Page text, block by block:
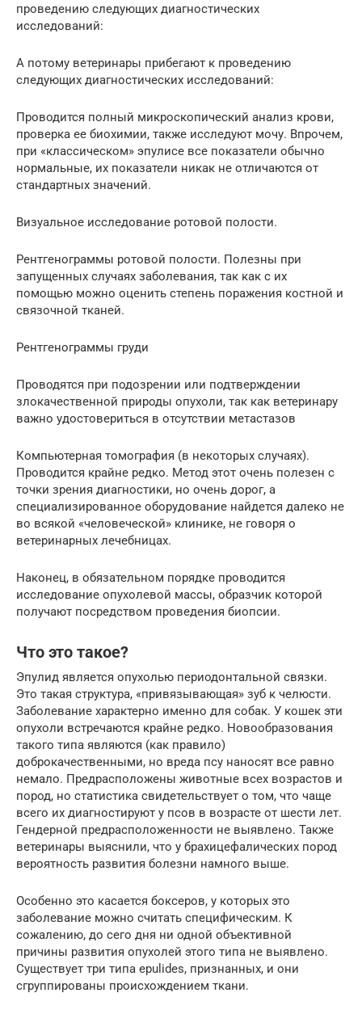
проведению следующих диагностических
исследований:
А потому ветеринары прибегают к проведению
следующих диагностических исследований:
Проводится полный микроскопический анализ крови,
проверка ее биохимии, также исследуют мочу. Впрочем,
при «классическом» эпулисе все показатели обычно
нормальные, их показатели никак не отличаются от
стандартных значений.
Визуальное исследование ротовой полости.
Рентгенограммы ротовой полости. Полезны при
запущенных случаях заболевания, так как с их
помощью можно оценить степень поражения костной и
связочной тканей.
Рентгенограммы груди
Проводятся при подозрении или подтверждении
злокачественной природы опухоли, так как ветеринару
важно удостовериться в отсутствии метастазов
Компьютерная томография (в некоторых случаях).
Проводится крайне редко. Метод этот очень полезен с
точки зрения диагностики, но очень дорог, а
специализированное оборудование найдется далеко не
во всякой «человеческой» клинике, не говоря о
ветеринарных лечебницах.
Наконец, в обязательном порядке проводится
исследование опухолевой массы, образчик которой
получают посредством проведения биопсии.
Что это такое?
Эпулид является опухолью периодонтальной связки.
Это такая структура, «привязывающая» зуб к челюсти.
Заболевание характерно именно для собак. У кошек эти
опухоли встречаются крайне редко. Новообразования
такого типа являются (как правило)
доброкачественными, но вреда псу наносят все равно
немало. Предрасположены животные всех возрастов и
пород, но статистика свидетельствует о том, что чаще
всего их диагностируют у псов в возрасте от шести лет.
Гендерной предрасположенности не выявлено. Также
ветеринары выяснили, что у брахицефалических пород
вероятность развития болезни намного выше.
Особенно это касается боксеров, у которых это
заболевание можно считать специфическим. К
сожалению, до сего дня ни одной объективной
причины развития опухолей этого типа не выявлено.
Существует три типа epulides, признанных, и они
сгруппированы происхождением ткани.